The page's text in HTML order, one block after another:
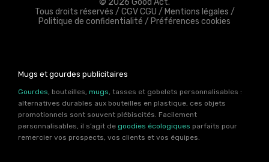
Tous droits réservés / CGV CGU / Mentions légales /
Politique de confidentialité / Préférences cookies
Mugs et gourdes publicitaires
Gourdes, bouteilles, mugs, tasses et gobelets personnalisables :
alternatives durables aux bouteilles en plastique, ces objets
promotionnels sont souvent plébiscités. Facilement
personnalisables, il s’agit de goodies écologiques parfaits pour
remercier vos prospects, vos clients et vos équipes.